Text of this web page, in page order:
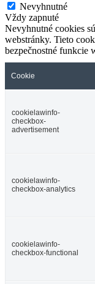
Nevyhnutné
Vždy zapnuté
Nevyhnutné cookies
webstránky. Tieto
bezpečnostné funkcie
Cookie
cookielawinfo-
checkbox-
advertisement
cookielawinfo-
checkbox-analytics
cookielawinfo-
checkbox-functional